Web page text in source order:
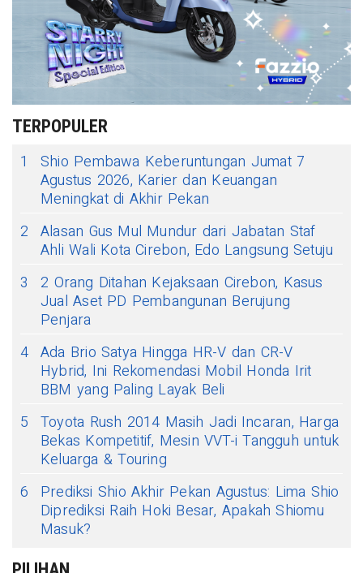
TERPOPULER
1
Shio Pembawa Keberuntungan Jumat 7
Agustus 2026, Karier dan Keuangan
Meningkat di Akhir Pekan
2 Alasan Gus Mul Mundur dari Jabatan Staf
Ahli Wali Kota Cirebon, Edo Langsung Setuju
3
2 Orang Ditahan Kejaksaan Cirebon, Kasus
Jual Aset PD Pembangunan Berujung
Penjara
4 Ada Brio Satya Hingga HR-V dan CR-V
Hybrid, Ini Rekomendasi Mobil Honda Irit
BBM yang Paling Layak Beli
5 Toyota Rush 2014 Masih Jadi Incaran, Harga
Bekas Kompetitif, Mesin VVT-i Tangguh untuk
Keluarga & Touring
6
Prediksi Shio Akhir Pekan Agustus: Lima Shio
Diprediksi Raih Hoki Besar, Apakah Shiomu
Masuk?